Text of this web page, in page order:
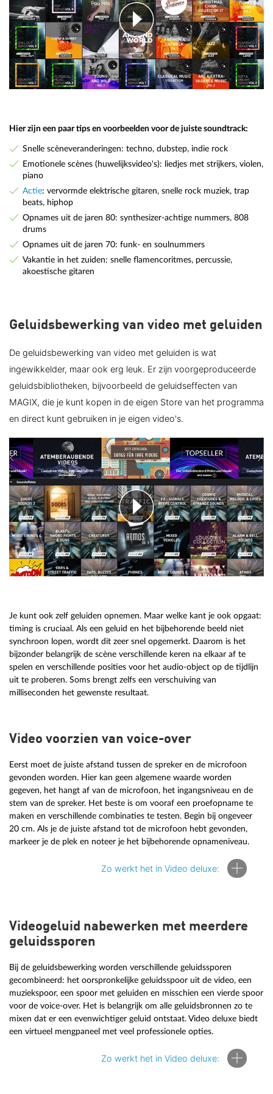
Hier zijn een paar tips en voorbeelden voor de juiste soundtrack:
Snelle scèneveranderingen: techno, dubstep, indie rock
Emotionele scènes (huwelijksvideo's): liedjes met strijkers, violen,
piano
Actie: vervormde elektrische gitaren, snelle rock muziek, trap
beats, hiphop
Opnames uit de jaren 80: synthesizer-achtige nummers, 808
drums
Opnames uit de jaren 70: funk- en soulnummers
Vakantie in het zuiden: snelle flamencoritmes, percussie,
akoestische gitaren
Geluidsbewerking van video met geluiden
De geluidsbewerking van video met geluiden is wat
ingewikkelder, maar ook erg leuk. Er zijn voorgeproduceerde
geluidsbibliotheken, bijvoorbeeld de geluidseffecten van
MAGIX, die je kunt kopen in de eigen Store van het programma
en direct kunt gebruiken in je eigen video's.
Je kunt ook zelf geluiden opnemen. Maar welke kant je ook opgaat:
timing is cruciaal. Als een geluid en het bijbehorende beeld niet
synchroon lopen, wordt dit zeer snel opgemerkt. Daarom is het
bijzonder belangrijk de scène verschillende keren na elkaar af te
spelen en verschillende posities voor het audio-object op de tijdlijn
uit te proberen. Soms brengt zelfs een verschuiving van
milliseconden het gewenste resultaat.
Video voorzien van voice-over
Eerst moet de juiste afstand tussen de spreker en de microfoon
gevonden worden. Hier kan geen algemene waarde worden
gegeven, het hangt af van de microfoon, het ingangsniveau en de
stem van de spreker. Het beste is om vooraf een proefopname te
maken en verschillende combinaties te testen. Begin bij ongeveer
20 cm. Als je de juiste afstand tot de microfoon hebt gevonden,
markeer je de plek en noteer je het bijbehorende opnameniveau.
Zo werkt het in Video deluxe:
Zo voer je een voice-over uit in Video deluxe:
Start Video deluxe en laad je filmproject.
Klik in de opnameselectiedialoog op "Audio".
Spreek in je microfoon en let op de niveaumeter in de
opnamedialoog. Daartoe moet het vinkje bij 'Niveauregeling
weergeven' worden gezet. Als er oversturing optreedt,
verminder dan het binnenkomende signaal. Spreek wat
zachter of van een grotere afstand in de microfoon.
Zorg ervoor dat het vakje 'Afspelen tijdens opname' is
aangevinkt, zodat je de beelden op het beeldspoor kunt zien
Videogeluid nabewerken met meerdere
geluidssporen
Bij de geluidsbewerking worden verschillende geluidssporen
gecombineerd: het oorspronkelijke geluidsspoor uit de video, een
muziekspoor, een spoor met geluiden en misschien een vierde spoor
voor de voice-over. Het is belangrijk om alle geluidsbronnen zo te
mixen dat er een evenwichtiger geluid ontstaat. Video deluxe biedt
een virtueel mengpaneel met veel professionele opties.
Zo werkt het in Video deluxe: